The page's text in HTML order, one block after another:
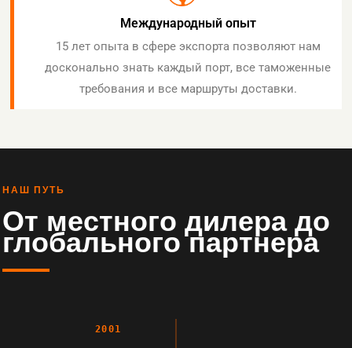
Международный опыт
15 лет опыта в сфере экспорта позволяют нам
досконально знать каждый порт, все таможенные
требования и все маршруты доставки.
НАШ ПУТЬ
От местного дилера до
глобального партнера
2001